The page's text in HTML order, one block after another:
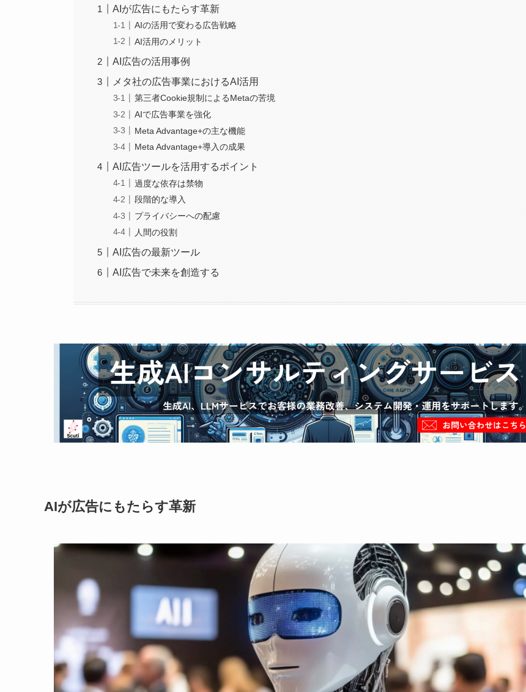
AIが広告にもたらす革新
AIの活用で変わる広告戦略
AI活用のメリット
AI広告の活用事例
メタ社の広告事業におけるAI活用
第三者Cookie規制によるMetaの苦境
AIで広告事業を強化
Meta Advantage+の主な機能
Meta Advantage+導入の成果
AI広告ツールを活用するポイント
過度な依存は禁物
段階的な導入
プライバシーへの配慮
人間の役割
AI広告の最新ツール
AI広告で未来を創造する
AIが広告にもたらす革新